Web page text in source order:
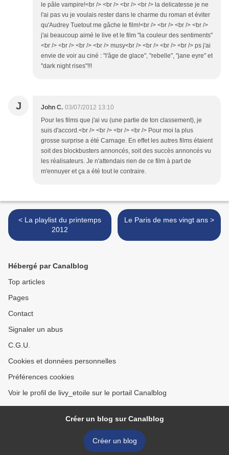
le pâle vampire!<br /> <br /> <br /> <br /> la delicatesse je ne
l'ai pas vu je voulais rester dans le charme du roman et éviter
qu'Audrey Tuetout me gâche le film!<br /> <br /> <br /> <br />
j'ai beaucoup aimé le live et le film "la couleur des sentiments"
<br /> <br /> <br /> <br /> musy<br /> <br /> <br /> <br /> ps j'ai
envie de voir au ciné : "l'âge de glace", "rebelle", "jane eyre" et
"dark night rises"!!!
J John C. 03/07/2012 13:10
Pour les films que j'ai vu (une partie de ton classement), je
suis d'accord.<br /> <br /> <br /> <br /> Pour moi la plus
grosse surprise a été Carnage. En effet les autres films étaient
soit des blockbusters annoncés, soit des succès annoncés vu
les réalisateurs. Je n'attendais rien de ce film à part de
m'ennuyer et ça a été tout le contraire.
< La playlist du printemps
2012
Le Paris de mes vingt ans >
Hébergé par Canalblog
Top articles
Pages
Contact
Signaler un abus
C.G.U.
Cookies et données personnelles
Préférences cookies
Voir le profil de livy_etoile sur le portail Canalblog
Créer un blog sur Canalblog
Créer un blog